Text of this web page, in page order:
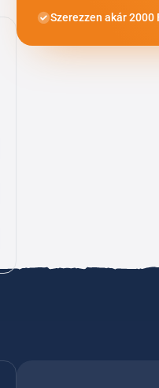
Szerezzen akár